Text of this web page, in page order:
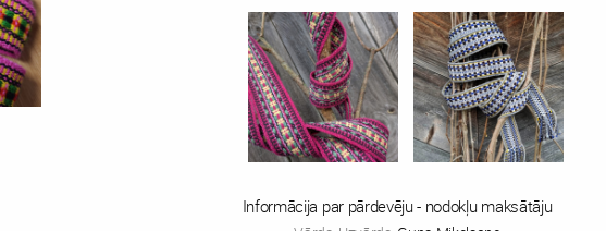
Informācija par pārdevēju - nodokļu maksātāju